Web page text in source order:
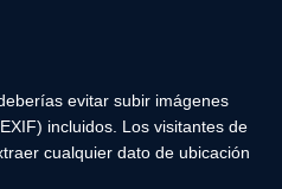
evitar subir imágenes
incluidos. Los visitantes de
cualquier dato de ubicación